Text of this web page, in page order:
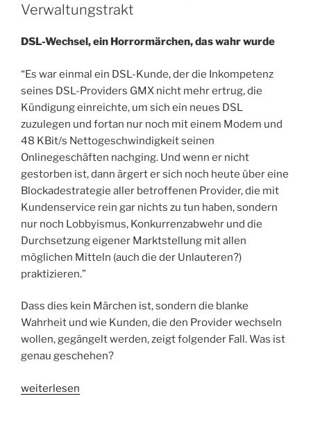
Verwaltungstrakt
DSL-Wechsel, ein Horrormärchen, das wahr wurde
“Es war einmal ein DSL-Kunde, der die Inkompetenz
seines DSL-Providers GMX nicht mehr ertrug, die
Kündigung einreichte, um sich ein neues DSL
zuzulegen und fortan nur noch mit einem Modem und
48 KBit/s Nettogeschwindigkeit seinen
Onlinegeschäften nachging. Und wenn er nicht
gestorben ist, dann ärgert er sich noch heute über eine
Blockadestrategie aller betroffenen Provider, die mit
Kundenservice rein gar nichts zu tun haben, sondern
nur noch Lobbyismus, Konkurrenzabwehr und die
Durchsetzung eigener Marktstellung mit allen
möglichen Mitteln (auch die der Unlauteren?)
praktizieren.”
Dass dies kein Märchen ist, sondern die blanke
Wahrheit und wie Kunden, die den Provider wechseln
wollen, gegängelt werden, zeigt folgender Fall. Was ist
genau geschehen?
„Deutschland,
weiterlesen